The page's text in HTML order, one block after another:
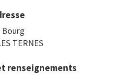
Bourg
TERNES
renseignements